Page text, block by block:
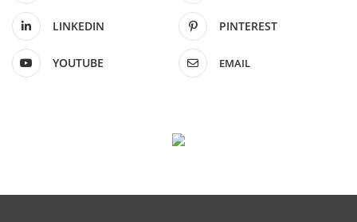
LINKEDIN PINTEREST
YOUTUBE EMAIL